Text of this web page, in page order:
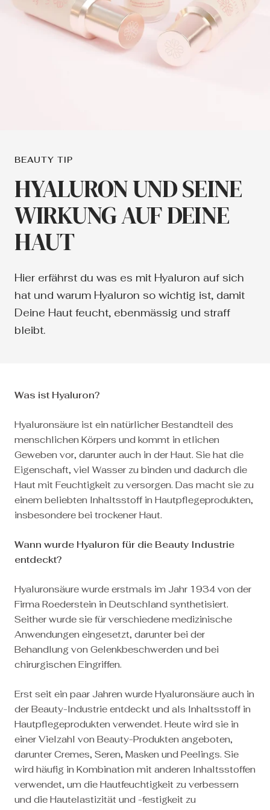
BEAUTY TIP
HYALURON UND SEINE
WIRKUNG AUF DEINE
HAUT
Hier erfährst du was es mit Hyaluron auf sich
hat und warum Hyaluron so wichtig ist, damit
Deine Haut feucht, ebenmässig und straff
bleibt.
Was ist Hyaluron?
Hyaluronsäure ist ein natürlicher Bestandteil des
menschlichen Körpers und kommt in etlichen
Geweben vor, darunter auch in der Haut. Sie hat die
Eigenschaft, viel Wasser zu binden und dadurch die
Haut mit Feuchtigkeit zu versorgen. Das macht sie zu
einem beliebten Inhaltsstoff in Hautpflegeprodukten,
insbesondere bei trockener Haut.
Wann wurde Hyaluron für die Beauty Industrie
entdeckt?
Hyaluronsäure wurde erstmals im Jahr 1934 von der
Firma Roederstein in Deutschland synthetisiert.
Seither wurde sie für verschiedene medizinische
Anwendungen eingesetzt, darunter bei der
Behandlung von Gelenkbeschwerden und bei
chirurgischen Eingriffen.
Erst seit ein paar Jahren wurde Hyaluronsäure auch in
der Beauty-Industrie entdeckt und als Inhaltsstoff in
Hautpflegeprodukten verwendet. Heute wird sie in
einer Vielzahl von Beauty-Produkten angeboten,
darunter Cremes, Seren, Masken und Peelings. Sie
wird häufig in Kombination mit anderen Inhaltsstoffen
verwendet, um die Hautfeuchtigkeit zu verbessern
und die Hautelastizität und -festigkeit zu